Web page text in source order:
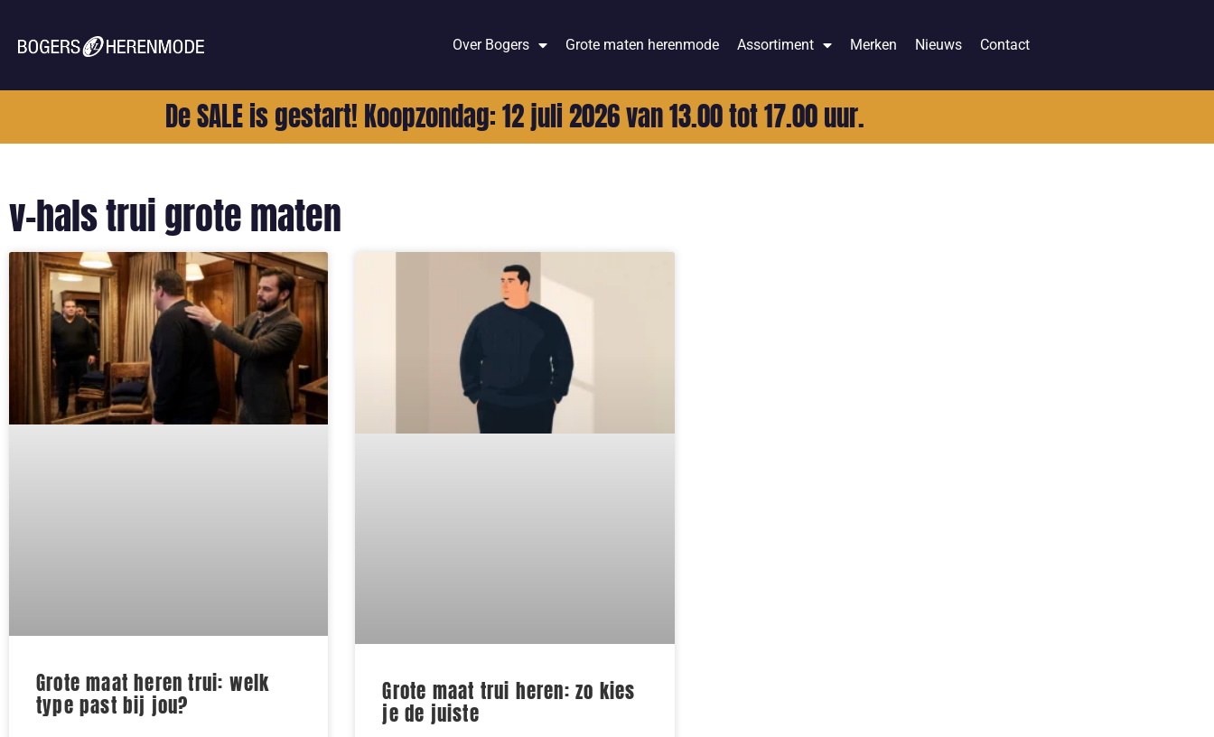
Over Bogers Grote maten herenmode Assortiment Merken Nieuws Contact
De SALE is gestart! Koopzondag: 12 juli 2026 van 13.00 tot 17.00 uur.
v-hals trui grote maten
Grote maat heren trui: welk
type past bij jou? Grote maat trui heren: zo kies
je de juiste